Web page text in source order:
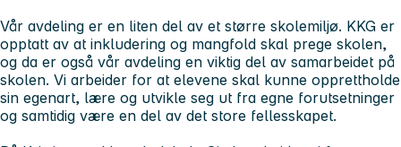
Vår avdeling er en liten del av et større skolemiljø. KKG er
opptatt av at inkludering og mangfold skal prege skolen,
og da er også vår avdeling en viktig del av samarbeidet på
skolen. Vi arbeider for at elevene skal kunne opprettholde
sin egenart, lære og utvikle seg ut fra egne forutsetninger
og samtidig være en del av det store fellesskapet.